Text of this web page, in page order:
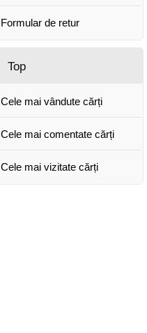
Formular de retur
Top
Cele mai vândute cărți
Cele mai comentate cărți
Cele mai vizitate cărți